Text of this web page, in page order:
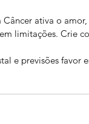
ativa o
limitações. Crie
e previsões favor